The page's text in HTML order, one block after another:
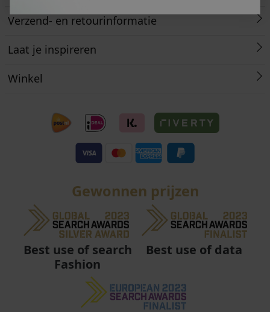
Verzend- en retourinformatie
Laat je inspireren
Winkel
Gewonnen prijzen
Best use of search
Fashion
Best use of data